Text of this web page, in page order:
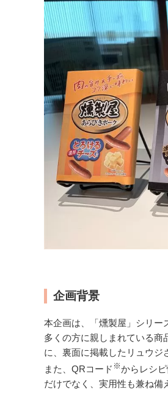
企画背景
本企画は、「燻製屋」シリー
多くの方に親しまれている商
に、裏面に掲載したリュウジ
また、QRコード ※からレシ
だけでなく、実用性も兼ね備